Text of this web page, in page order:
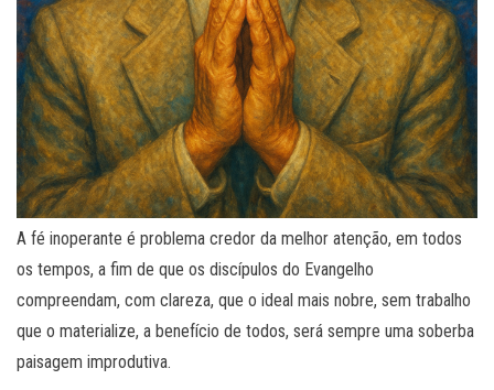
A fé inoperante é problema credor da melhor atenção, em todos
os tempos, a fim de que os discípulos do Evangelho
compreendam, com clareza, que o ideal mais nobre, sem trabalho
que o materialize, a benefício de todos, será sempre uma soberba
paisagem improdutiva.